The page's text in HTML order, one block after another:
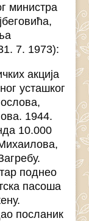
министра
7. 1973):
акција
усташког
1944.
10.000
поднео
пасоша
посланик